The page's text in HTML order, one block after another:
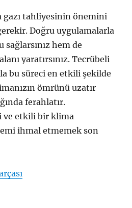
gazı tahliyesinin önemini
Doğru uygulamalarla
hem de
yaratırsınız. Tecrübeli
bu süreci en etkili şekilde
ömrünü uzatır
ferahlatır.
ve etkili bir klima
ihmal etmemek son